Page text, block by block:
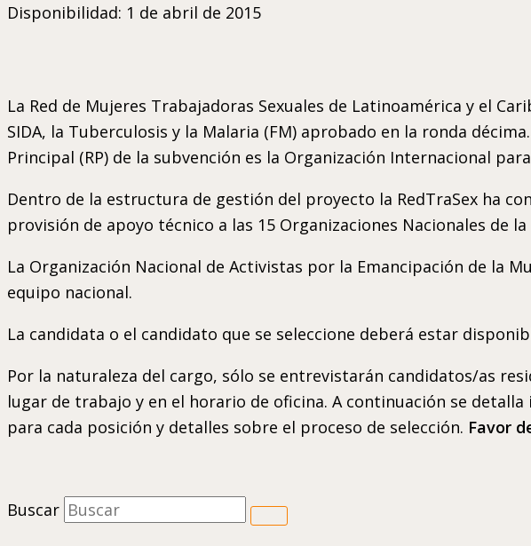
Disponibilidad: 1 de abril de 2015
La Red de Mujeres Trabajadoras Sexuales de Latinoamérica y el
SIDA, la Tuberculosis y la Malaria (FM) aprobado en la ronda
Principal (RP) de la subvención es la Organización Internacional
Dentro de la estructura de gestión del proyecto la RedTraSex ha
provisión de apoyo técnico a las 15 Organizaciones Nacionales de
La Organización Nacional de Activistas por la Emancipación de la
equipo nacional.
La candidata o el candidato que se seleccione deberá estar
Por la naturaleza del cargo, sólo se entrevistarán candidatos/as
lugar de trabajo y en el horario de oficina. A continuación se
para cada posición y detalles sobre el proceso de selección. Favor
Buscar